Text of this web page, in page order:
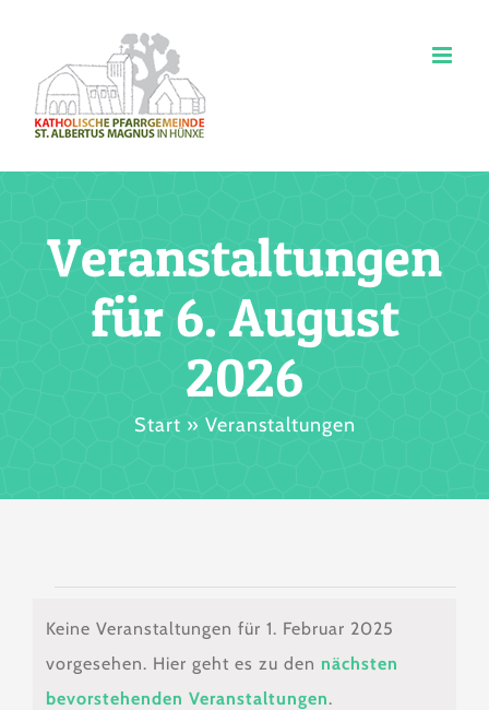
springen
Veranstaltungen
für 6. August
2026
Start » Veranstaltungen
Veranstaltungen
für
Hinweis
Keine Veranstaltungen für 1. Februar 2025
vorgesehen. Hier geht es zu den nächsten
bevorstehenden Veranstaltungen.